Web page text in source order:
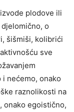
plodove ili
o
šišmiši, kolibrići
sve
nećemo, onako
raznolikosti na
onako egoistično,